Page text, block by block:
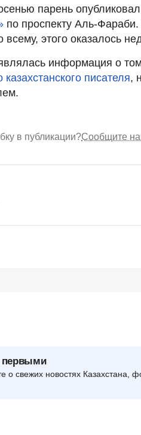
парень
по проспекту Аль-Фараби.
всему, этого оказалось
информация о
казахстанского писателя,
в публикации?Сообщите
первыми
о свежих новостях Казахстана,